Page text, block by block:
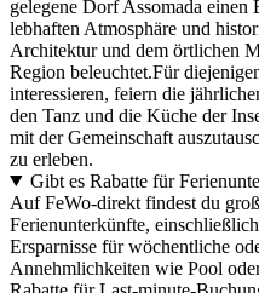
gelegene Dorf Assomada einen
lebhaften Atmosphäre und
Architektur und dem örtlichen
Region beleuchtet.Für
interessieren, feiern die
den Tanz und die Küche der
mit der Gemeinschaft
zu erleben.
Gibt es Rabatte für
Auf FeWo-direkt findest du
Ferienunterkünfte,
Ersparnisse für wöchentliche
Annehmlichkeiten wie Pool